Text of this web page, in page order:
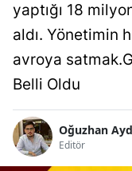
yaptığı 18
aldı. Yönetimin
avroya
Belli Oldu
Oğuzhan
Editör